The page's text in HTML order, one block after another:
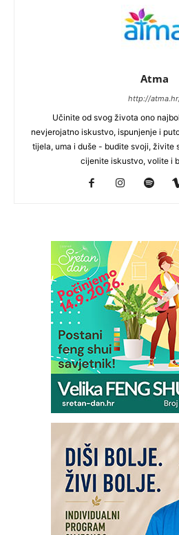
Atma
http://
Učinite od svog života ono
nevjerojatno iskustvo, ispunjenje i
tijela, uma i duše - budite svoji, živite
cijenite iskustvo, volite i